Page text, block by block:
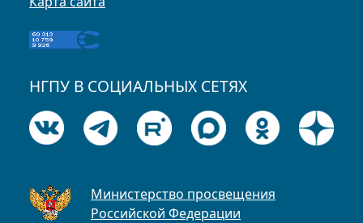
НГПУ В СОЦИАЛЬНЫХ СЕТЯХ
Министерство просвещения
Российской Федерации